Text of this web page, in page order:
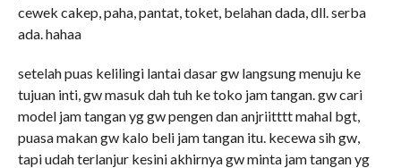
cewek cakep, paha, pantat, toket, belahan dada, dll. serba
ada. hahaa
setelah puas kelilingi lantai dasar gw langsung menuju ke
tujuan inti, gw masuk dah tuh ke toko jam tangan. gw cari
model jam tangan yg gw pengen dan anjriitttt mahal bgt,
puasa makan gw kalo beli jam tangan itu. kecewa sih gw,
tapi udah terlanjur kesini akhirnya gw minta jam tangan yg